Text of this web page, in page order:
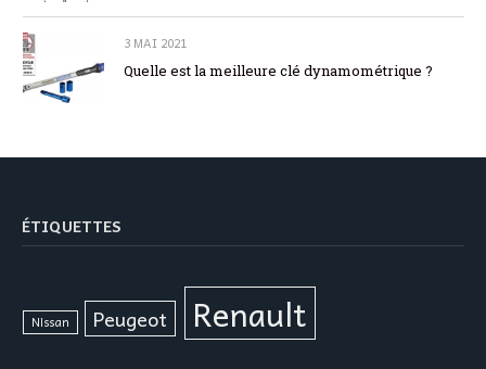
3 MAI 2021
Quelle est la meilleure clé dynamométrique ?
ÉTIQUETTES
Nissan Peugeot Renault